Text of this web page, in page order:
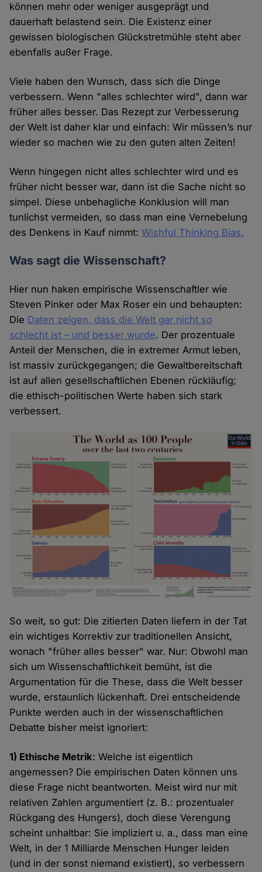
können mehr oder weniger ausgeprägt und
dauerhaft belastend sein. Die Existenz einer
gewissen biologischen Glückstretmühle steht aber
ebenfalls außer Frage.
Viele haben den Wunsch, dass sich die Dinge
verbessern. Wenn "alles schlechter wird", dann war
früher alles besser. Das Rezept zur Verbesserung
der Welt ist daher klar und einfach: Wir müssen’s nur
wieder so machen wie zu den guten alten Zeiten!
Wenn hingegen nicht alles schlechter wird und es
früher nicht besser war, dann ist die Sache nicht so
simpel. Diese unbehagliche Konklusion will man
tunlichst vermeiden, so dass man eine Vernebelung
des Denkens in Kauf nimmt:Wishful Thinking Bias.
Was sagt die Wissenschaft?
Hier nun haken empirische Wissenschaftler wie
Steven Pinker oder Max Roser ein und behaupten:
Die Daten zeigen, dass die Welt gar nicht so
schlecht ist – und besser wurde. Der prozentuale
Anteil der Menschen, die in extremer Armut leben,
ist massiv zurückgegangen; die Gewaltbereitschaft
ist auf allen gesellschaftlichen Ebenen rückläufig;
die ethisch-politischen Werte haben sich stark
verbessert.
So weit, so gut: Die zitierten Daten liefern in der Tat
ein wichtiges Korrektiv zur traditionellen Ansicht,
wonach "früher alles besser" war. Nur: Obwohl man
sich um Wissenschaftlichkeit bemüht, ist die
Argumentation für die These, dass die Welt besser
wurde, erstaunlich lückenhaft. Drei entscheidende
Punkte werden auch in der wissenschaftlichen
Debatte bisher meist ignoriert:
1) Ethische Metrik: Welche ist eigentlich
angemessen? Die empirischen Daten können uns
diese Frage nicht beantworten. Meist wird nur mit
relativen Zahlen argumentiert (z. B.: prozentualer
Rückgang des Hungers), doch diese Verengung
scheint unhaltbar: Sie impliziert u. a., dass man eine
Welt, in der 1 Milliarde Menschen Hunger leiden
(und in der sonst niemand existiert), so verbessern